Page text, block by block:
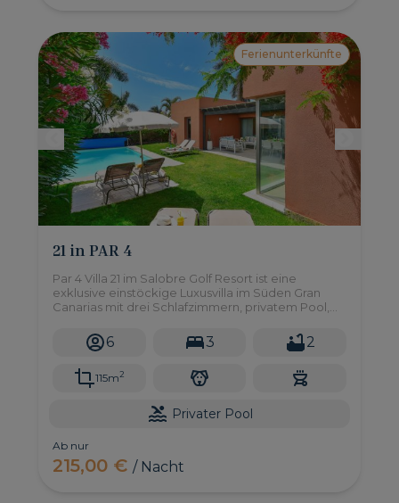
Ferienunterkünfte
21 in PAR 4
Par 4 Villa 21 im Salobre Golf Resort ist eine
exklusive einstöckige Luxusvilla im Süden Gran
Canarias mit drei Schlafzimmern, privatem Pool,
Annehmlichkeiten, um einen erholsamen Urlaub
zu genießen.
6 3 2
115m2
Privater Pool
Ab nur
215,00 €/ Nacht